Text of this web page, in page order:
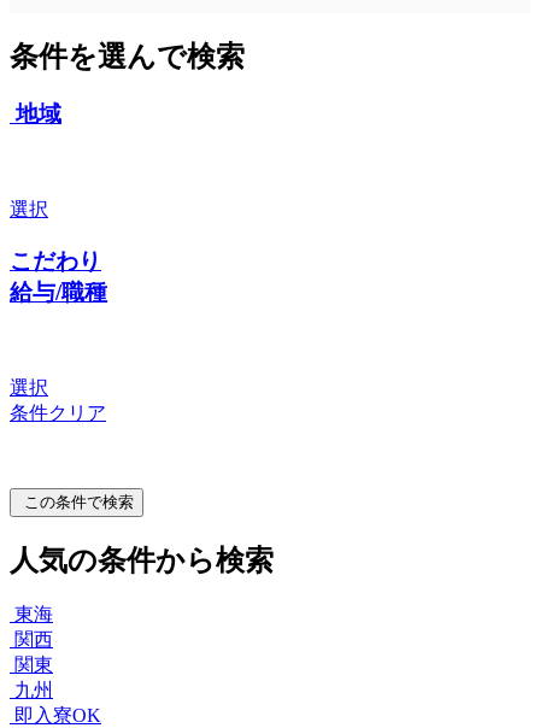
条件を選んで検索
地域
選択
こだわり
給与/職種
選択
条件クリア
この条件で検索
人気の条件から検索
東海
関西
関東
九州
即入寮OK